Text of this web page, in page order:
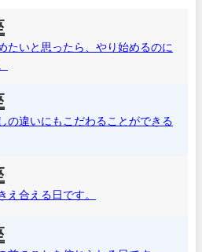
たいと思ったら、やり始めるのに
の違いにもこだわることができる
え合える日です。